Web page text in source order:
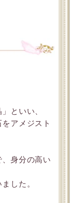
といい、
アメジスト
身分の高い
した。